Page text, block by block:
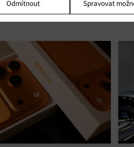
reklamu, Používání profilů k výběru
pro personalizovaný obsah, Používání
Použití omezených údajů k výběru
zdrojů údajů, Propojení různých
automaticky přenášených informací.
podvodů a odstraňování chyb,
Odmítnout Spravovat